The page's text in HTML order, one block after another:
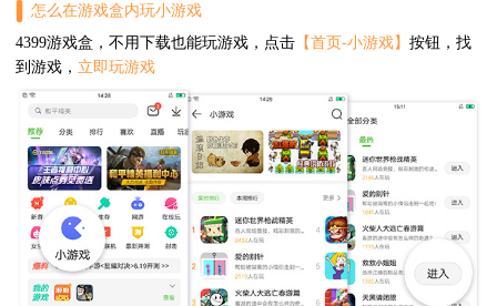
怎么在游戏盒内玩小游戏
4399游戏盒，不用下载也能玩游戏，点击【首页-小游戏】 按钮，找
到游戏， 立即玩游戏